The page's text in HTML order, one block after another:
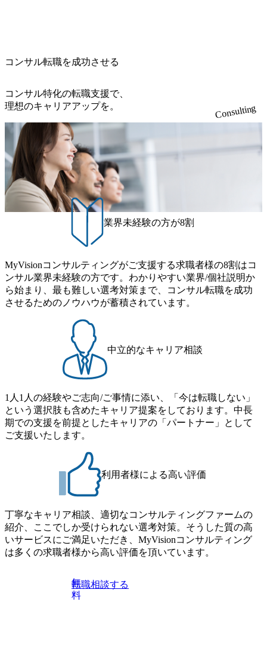
コンサル転職を成功させる
コンサル特化の転職支援で、
理想のキャリアアップを。
Consulting
業界未経験の方が8割
MyVisionコンサルティングがご支援する求職者様の8割はコ
ンサル業界未経験の方です。わかりやすい業界/個社説明か
ら始まり、最も難しい選考対策まで、コンサル転職を成功
させるためのノウハウが蓄積されています。
中立的なキャリア相談
1人1人の経験やご志向/ご事情に添い、「今は転職しない」
という選択肢も含めたキャリア提案をしております。中長
期での支援を前提としたキャリアの「パートナー」として
ご支援いたします。
利用者様による高い評価
丁寧なキャリア相談、適切なコンサルティングファームの
紹介、ここでしか受けられない選考対策。そうした質の高
いサービスにご満足いただき、MyVisionコンサルティング
は多くの求職者様から高い評価を頂いています。
無
料
転職相談する